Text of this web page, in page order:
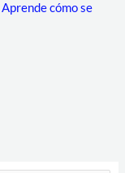
Aprende cómo se